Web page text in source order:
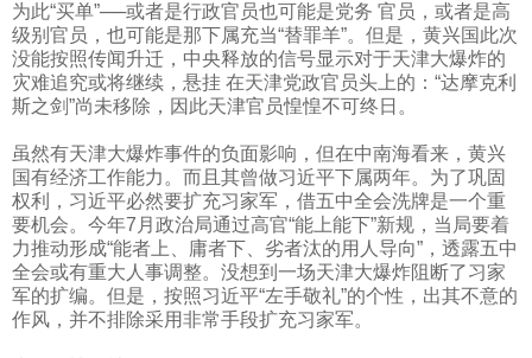
为此“买单”──或者是行政官员也可能是党务 官员，或者是高
级别官员，也可能是那下属充当“替罪羊”。但是，黄兴国此次
没能按照传闻升迁，中央释放的信号显示对于天津大爆炸的
灾难追究或将继续，悬挂 在天津党政官员头上的：“达摩克利
斯之剑”尚未移除，因此天津官员惶惶不可终日。
虽然有天津大爆炸事件的负面影响，但在中南海看来，黄兴
国有经济工作能力。而且其曾做习近平下属两年。为了巩固
权利，习近平必然要扩充习家军，借五中全会洗牌是一个重
要机会。今年7 月政治局通过高官“能上能下”新规，当局要着
力推动形成“能者上、庸者下、劣者汰的用人导向”，透露五中
全会或有重大人事调整。没想到一场天津大爆炸阻断了习家
军的扩编。但是，按照习近平“左手敬礼”的个性，出其不意的
作风，并不排除采用非常手段扩充习家军。